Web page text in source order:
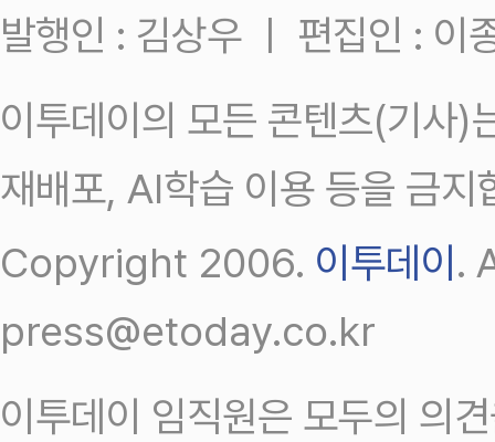
발행인 : 김상우 ㅣ 편집인 : 이
이투데이의 모든 콘텐츠(기사)
재배포, AI학습 이용 등을 금지
Copyright 2006. 이투데이.
press@etoday.co.kr
이투데이 임직원은 모두의 의